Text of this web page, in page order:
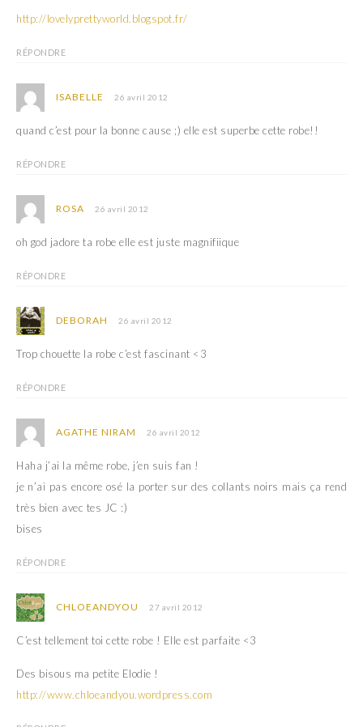
http://lovelyprettyworld.blogspot.fr/
RÉPONDRE
ISABELLE 26 avril 2012
quand c’est pour la bonne cause ;) elle est superbe cette robe!!
RÉPONDRE
ROSA 26 avril 2012
oh god jadore ta robe elle est juste magnifiique
RÉPONDRE
DEBORAH 26 avril 2012
Trop chouette la robe c’est fascinant <3
RÉPONDRE
AGATHE NIRAM 26 avril 2012
Haha j’ai la même robe, j’en suis fan !
je n’ai pas encore osé la porter sur des collants noirs mais ça rend
très bien avec tes JC :)
bises
RÉPONDRE
CHLOEANDYOU 27 avril 2012
C’est tellement toi cette robe ! Elle est parfaite <3
Des bisous ma petite Elodie !
http://www.chloeandyou.wordpress.com